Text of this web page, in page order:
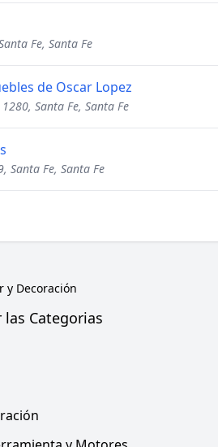
Fe, Santa Fe
de Oscar Lopez
Santa Fe, Santa Fe
Santa Fe, Santa Fe
y Decoración
Categorias